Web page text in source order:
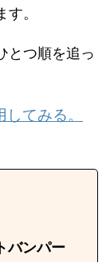
。
とつ順を追っ
てみる。
バンパー